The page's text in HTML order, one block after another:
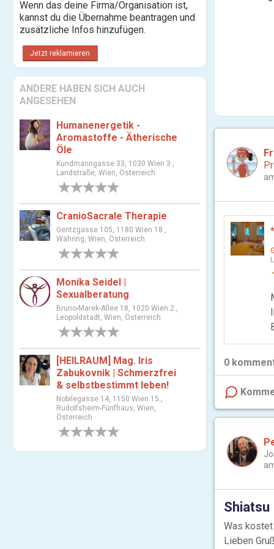
Wenn das deine Firma/Organisation ist,
kannst du die Übernahme beantragen und
zusätzliche Infos hinzufügen.
Jetzt reklamieren
ANDERE HABEN SICH AUCH
ANGESEHEN
Humanenergetik -
Aromastoffe - Ätherische
Öle
Kundmanngasse 33, 1030 Wien 3.,
Landstraße, Wien, Österreich
CranioSacrale Therapie
Gentzgasse 105, 1180 Wien 18.,
Währing, Wien, Österreich
Monika Seidel |
Sexualberatung
Bruno-Marek-Allee 18, 1020 Wien 2.,
Leopoldstadt, Wien, Österreich
[HEILRAUM] Mag. Iris
Zabukovnik | Schmerzfrei
& selbstbestimmt leben!
Nobilegasse 14, 1150 Wien 15.,
Rudolfsheim-Fünfhaus, Wien,
Österreich
0
Shiatsu
Was kostet
Lieben